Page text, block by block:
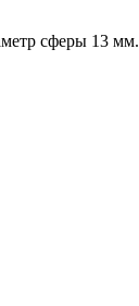
сферы 13 мм.